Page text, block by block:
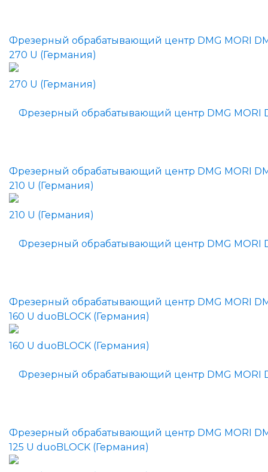
Фрезерный обрабатывающий центр DMG MORI
270 U (Германия)
Фрезерный обрабатывающий центр DMG MORI
210 U (Германия)
Фрезерный обрабатывающий центр DMG MORI
160 U duoBLOCK (Германия)
Фрезерный обрабатывающий центр DMG MORI
125 U duoBLOCK (Германия)